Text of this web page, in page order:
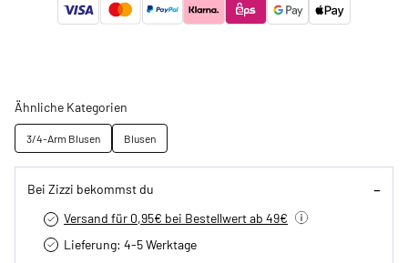
Ähnliche Kategorien
3/4-Arm Blusen Blusen
Bei Zizzi bekommst du
Versand für 0,95€ bei Bestellwert ab 49€
Lieferung: 4-5 Werktage